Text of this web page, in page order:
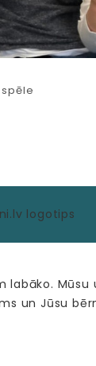
labāko.
un Jūsu